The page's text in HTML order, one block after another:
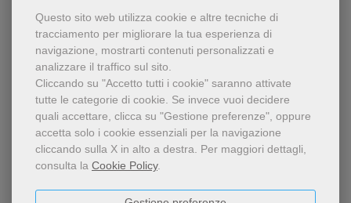
Questo sito web utilizza cookie e altre tecniche di
tracciamento per migliorare la tua esperienza di
navigazione, mostrarti contenuti personalizzati e
analizzare il traffico sul sito.
Cliccando su "Accetto tutti i cookie" saranno attivate
tutte le categorie di cookie. Se invece vuoi decidere
quali accettare, clicca su "Gestione preferenze", oppure
accetta solo i cookie essenziali per la navigazione
cliccando sulla X in alto a destra. Per maggiori dettagli,
consulta la Cookie Policy.
Condividi
Dello stesso autore